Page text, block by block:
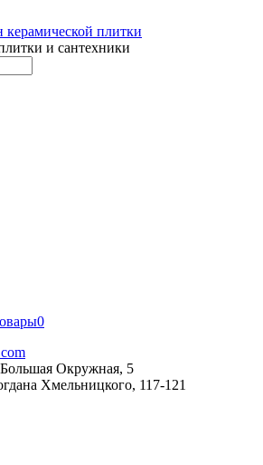
и сантехники
0
Окружная, 5
Хмельницкого, 117-121